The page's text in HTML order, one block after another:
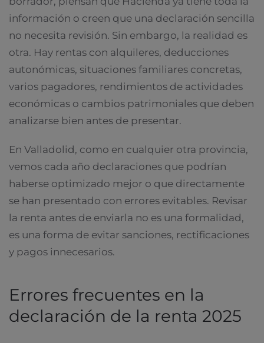
información o creen que una declaración sencilla
no necesita revisión. Sin embargo, la realidad es
otra. Hay rentas con alquileres, deducciones
autonómicas, situaciones familiares concretas,
varios pagadores, rendimientos de actividades
económicas o cambios patrimoniales que deben
analizarse bien antes de presentar.
En Valladolid, como en cualquier otra provincia,
vemos cada año declaraciones que podrían
haberse optimizado mejor o que directamente
se han presentado con errores evitables. Revisar
la renta antes de enviarla no es una formalidad,
es una forma de evitar sanciones, rectificaciones
y pagos innecesarios.
Errores frecuentes en la
declaración de la renta 2025